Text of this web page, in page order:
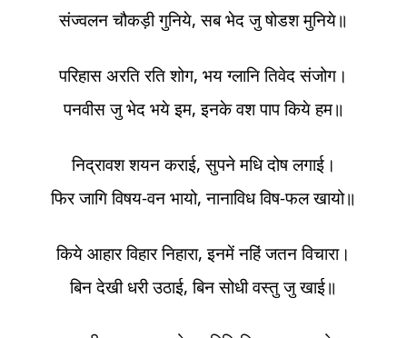
संज्वलन चौकड़ी गुनिये, सब भेद जु षोडश मुनिये॥
परिहास अरति रति शोग, भय ग्लानि तिवेद संजोग।
पनवीस जु भेद भये इम, इनके वश पाप किये हम॥
निद्रावश शयन कराई, सुपने मधि दोष लगाई।
फिर जागि विषय-वन भायो, नानाविध विष-फल खायो॥
किये आहार विहार निहारा, इनमें नहिं जतन विचारा।
बिन देखी धरी उठाई, बिन सोधी वस्तु जु खाई॥